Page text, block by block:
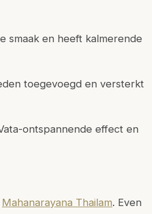
en heeft kalmerende
toegevoegd en versterkt
ontspannende effect en
Mahanarayana Thailam. Even